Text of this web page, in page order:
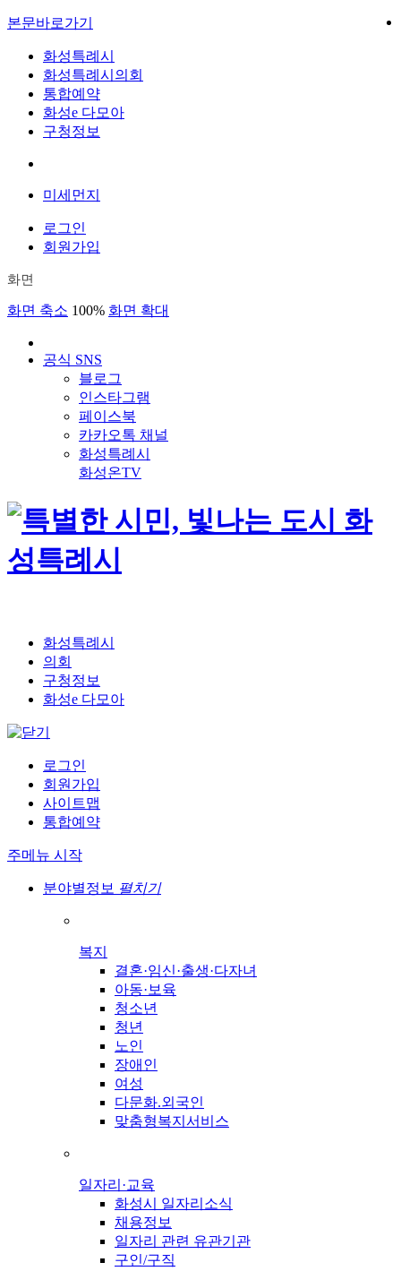
본문바로가기
화성특례시
화성특례시의회
통합예약
화성e 다모아
구청정보
미세먼지
로그인
회원가입
화면
화면 축소 100% 화면 확대
공식 SNS
블로그
인스타그램
페이스북
카카오톡 채널
화성특례시
화성온TV
화성특례시
의회
구청정보
화성e 다모아
로그인
회원가입
사이트맵
통합예약
주메뉴 시작
분야별정보 펼치기
복지
결혼·임신·출생·다자녀
아동·보육
청소년
청년
노인
장애인
여성
다문화.외국인
맞춤형복지서비스
일자리·교육
화성시 일자리소식
채용정보
일자리 관련 유관기관
구인/구직